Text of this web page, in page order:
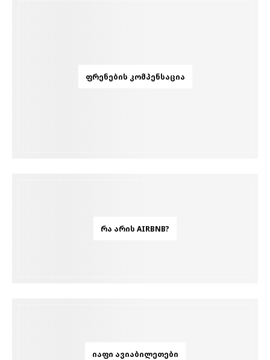
ᲤᲠᲔᲜᲔᲑᲘᲡ ᲙᲝᲛᲞᲔᲜᲡᲐᲪᲘᲐ
ᲠᲐ ᲐᲠᲘᲡ AIRBNB?
ᲘᲐᲤᲘ ᲐᲕᲘᲐᲑᲘᲚᲔᲗᲔᲑᲘ